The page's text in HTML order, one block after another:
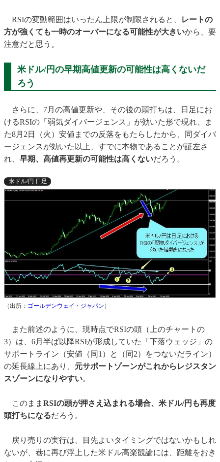
RSIの変動範囲はいったん上限が制限されると、
レートの
方が強くても一時のオーバーになる可能性が大きいから、要
注意だと思う。
米ドル/円の早期高値更新の可能性は高くないだ
ろう
さらに、7月の高値更新や、その後の頭打ちは、日足にお
けるRSIの「弱気ダイバージェンス」が効いた形で現れ、ま
た8月2日（火）安値までの反落をもたらしたから、同ダイバ
ージェンスが効いた以上、すでに本物であることが証左さ
れ、 早期、高値再更新の可能性は高くないだろう。
米ドル/円 日足
（出所： ゴールデンウェイ・ジャパン ）
また前述のように、現時点でRSIの頭（上のチャートの
3）は、6月半ば以降RSIが形成していた「下落ウェッジ」の
サポートライン（安値（同1）と（同2）をつないだライン）
の延長線上にあり、 元サポートゾーンがこれからレジスタン
スゾーンになりやすい。
このまま RSIの頭が押さえ込まれる場合、米ドル/円も再度
頭打ちになるだろう。
戻り売りの実行は、目先よいタイミングではないかもしれ
ないが、巷に再び浮上した米ドル高楽観論には、距離をおき